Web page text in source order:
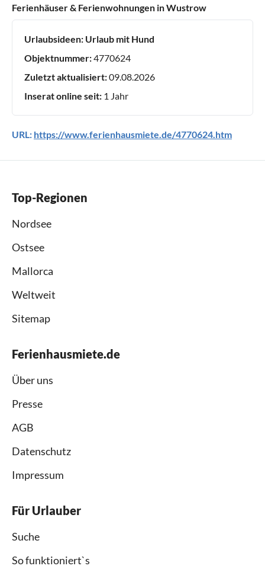
Ferienhäuser & Ferienwohnungen in Wustrow
Urlaubsideen: Urlaub mit Hund
Objektnummer:4770624
Zuletzt aktualisiert:09.08.2026
Inserat online seit: 1 Jahr
URL: https://www.ferienhausmiete.de/4770624.htm
Top-Regionen
Nordsee
Ostsee
Mallorca
Weltweit
Sitemap
Ferienhausmiete.de
Über uns
Presse
AGB
Datenschutz
Impressum
Für Urlauber
Suche
So funktioniert`s